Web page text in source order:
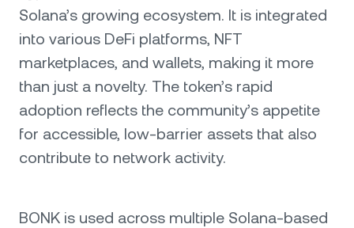
Solana’s growing ecosystem. It is integrated
into various DeFi platforms, NFT
marketplaces, and wallets, making it more
than just a novelty. The token’s rapid
adoption reflects the community’s appetite
for accessible, low-barrier assets that also
contribute to network activity.
BONK is used across multiple Solana-based